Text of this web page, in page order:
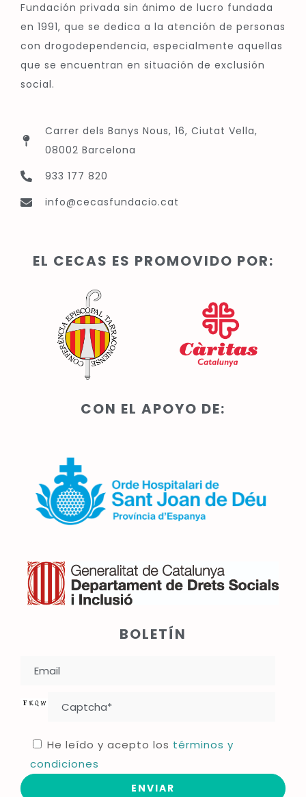
Fundación privada sin ánimo de lucro fundada
en 1991, que se dedica a la atención de personas
con drogodependencia, especialmente aquellas
que se encuentran en situación de exclusión
social.
Carrer dels Banys Nous, 16, Ciutat Vella,
08002 Barcelona
933 177 820
info@cecasfundacio.cat
EL CECAS ES PROMOVIDO POR:
CON EL APOYO DE:
BOLETÍN
He leído y acepto los términos y
condiciones